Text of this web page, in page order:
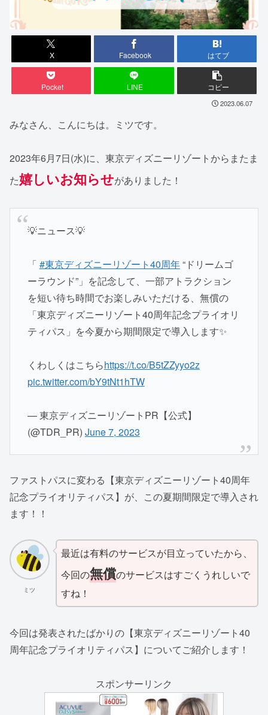
X Facebook はてブ
Pocket LINE コピー
2023.06.07
みなさん、こんにちは。ミツです。
2023年6月7日(水)に、東京ディズニーリゾートからまたま
た嬉しいお知らせがありました！
💡ニュース💡
「 #東京ディズニーリゾート40周年“ドリームゴ
ーラウンド”」を記念して、一部アトラクション
を短い待ち時間でお楽しみいただける、無償の
「東京ディズニーリゾート40周年記念プライオリ
ティパス」を今夏から期間限定で導入します✨
くわしくはこちらhttps://t.co/B5tZZyyo2z
pic.twitter.com/bY9tNt1hTW
— 東京ディズニーリゾートPR【公式】
(@TDR_PR) June 7, 2023
ファストパスに変わる【東京ディズニーリゾート40周年
記念プライオリティパス】が、この夏期間限定で導入され
ます！！
ミツ
最近は有料のサービスが目立っていたから、
今回の無償のサービスはすごくうれしいで
すね！
今回は発表されたばかりの【東京ディズニーリゾート40
周年記念プライオリティパス】についてご紹介します！
スポンサーリンク